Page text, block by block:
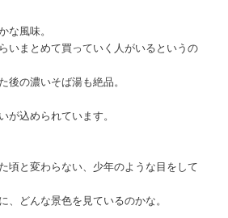
風味。
いまとめて買っていく人がいるというの
の濃いそば湯も絶品。
込められています。
頃と変わらない、少年のような目をして
どんな景色を見ているのかな。